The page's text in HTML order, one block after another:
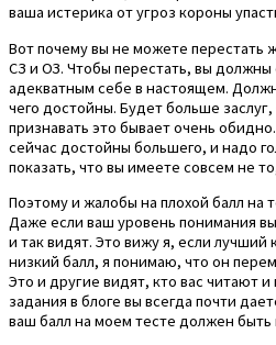
ваша истерика от угроз короны
Вот почему вы не можете перестать
СЗ и ОЗ. Чтобы перестать, вы должны
адекватным себе в настоящем.
чего достойны. Будет больше
признавать это бывает очень
сейчас достойны большего, и надо
показать, что вы имеете совсем не
Поэтому и жалобы на плохой балл на
Даже если ваш уровень понимания
и так видят. Это вижу я, если лучший
низкий балл, я понимаю, что он
Это и другие видят, кто вас читают
задания в блоге вы всегда почти
ваш балл на моем тесте должен